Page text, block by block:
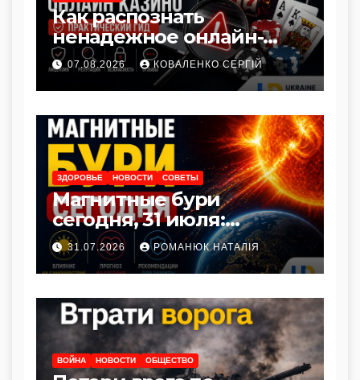
Как распознать
ненадежное онлайн-
казино — практическое
руководство для
новичков
07.08.2026 КОВАЛЕНКО СЕРГІЙ
ЗДОРОВЬЕ НОВОСТИ СОВЕТЫ
Магнитные бури
сегодня, 31 июля:
актуальный прогноз и
как защитить здоровье
31.07.2026 РОМАНЮК НАТАЛІЯ
ВОЙНА НОВОСТИ ОБЩЕСТВО